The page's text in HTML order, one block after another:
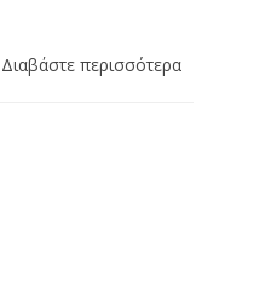
Διαβάστε περισσότερα